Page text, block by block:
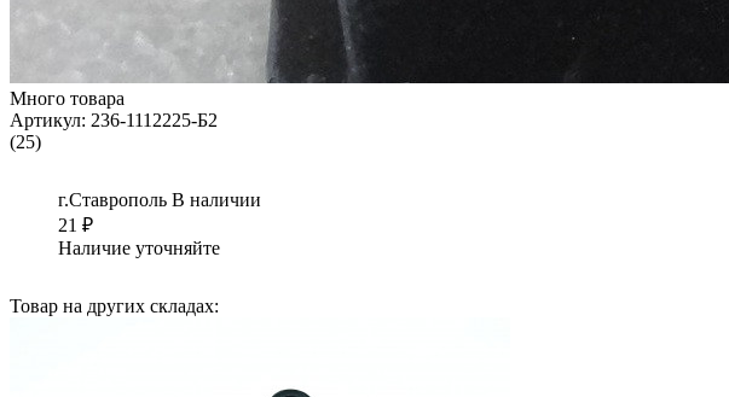
Много товара
Артикул: 236-1112225-Б2
(25)
г.Ставрополь В наличии
21 ₽
Наличие уточняйте
Товар на других складах: